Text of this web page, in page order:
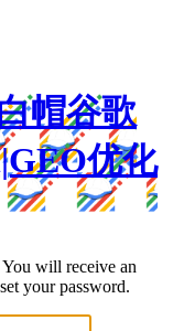
帽谷歌
优化
You will receive an
your password.